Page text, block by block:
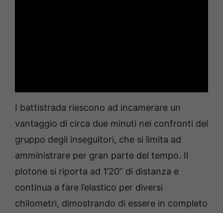
I battistrada riescono ad incamerare un
vantaggio di circa due minuti nei confronti del
gruppo degli inseguitori, che si limita ad
amministrare per gran parte del tempo. Il
plotone si riporta ad 1’20” di distanza e
continua a fare l’elastico per diversi
chilometri, dimostrando di essere in completo